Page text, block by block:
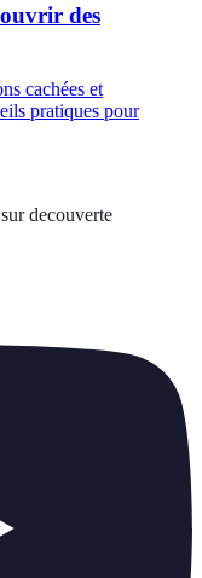
des
cachées et
pratiques pour
decouverte